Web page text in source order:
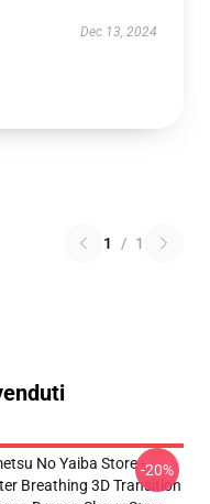
Dec 13, 2024
1 / 1
No Yaiba Store -
Breathing 3D Transition
-20%